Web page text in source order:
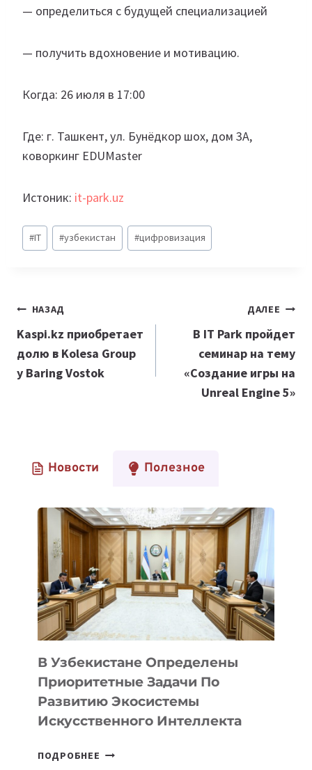
— определиться с будущей специализацией
— получить вдохновение и мотивацию.
Когда: 26 июля в 17:00
Где: г. Ташкент, ул. Бунёдкор шох, дом 3А,
коворкинг EDUMaster
Истоник: it-park.uz
Метки
записи:
#IT #узбекистан #цифровизация
Навигация
по
записям
НАЗАД
Kaspi.kz приобретает
долю в Kolesa Group
у Baring Vostok
ДАЛЕЕ
В IT Park пройдет
семинар на тему
«Создание игры на
Unreal Engine 5»
Новости Полезное
В Узбекистане Определены
Приоритетные Задачи По
Развитию Экосистемы
Искусственного Интеллекта
ПОДРОБНЕЕ